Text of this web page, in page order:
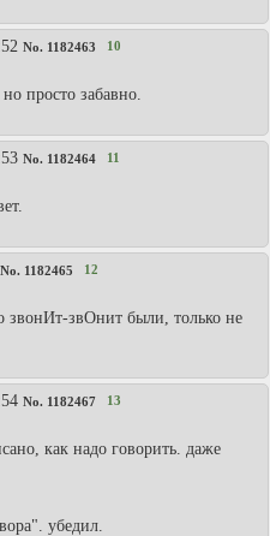
No. 1182463 10
просто забавно.
No. 1182464 11
No. 1182465 12
звонИт-звОнит были, только не
No. 1182467 13
как надо говорить. даже
убедил.